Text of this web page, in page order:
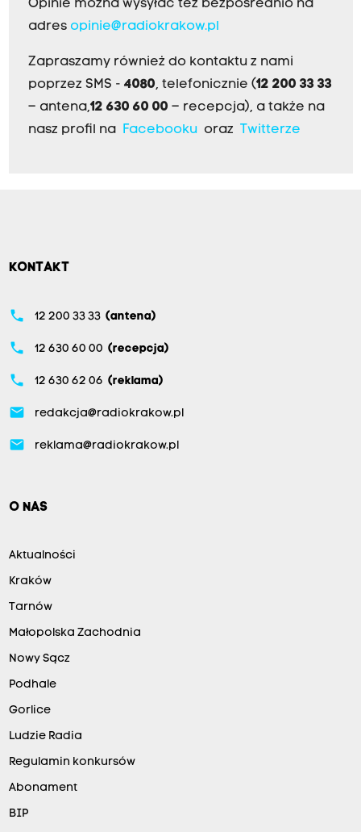
Opinie można wysyłać też bezpośrednio na
adres opinie@radiokrakow.pl
Zapraszamy również do kontaktu z nami
poprzez SMS - 4080, telefonicznie (12 200 33 33
– antena,12 630 60 00 – recepcja), a także na
nasz profil na
Facebookuoraz Twitterze
KONTAKT
phone 12 200 33 33 (antena)
phone 12 630 60 00 (recepcja)
phone 12 630 62 06 (reklama)
email redakcja@radiokrakow.pl
email reklama@radiokrakow.pl
O NAS
Aktualności
Kraków
Tarnów
Małopolska Zachodnia
Nowy Sącz
Podhale
Gorlice
Ludzie Radia
Regulamin konkursów
Abonament
BIP